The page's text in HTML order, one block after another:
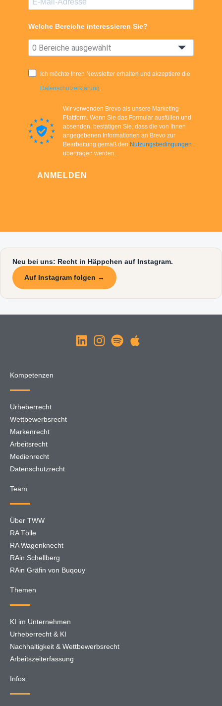
Welche Bereiche interessieren Sie?
0 Bereiche ausgewählt
Ich möchte Ihren Newsletter erhalten und akzeptiere die
Datenschutzerklärung.
Wir verwenden Brevo als unsere Marketing-
Plattform. Wenn Sie das Formular ausfüllen und
absenden, bestätigen Sie, dass die von Ihnen
angegebenen Informationen an Brevo zur
Bearbeitung gemäß den Nutzungsbedingungen
übertragen werden.
ANMELDEN
Neu bei uns: Recht in Häppchen auf Instagram.
Auf Instagram folgen →
Kompetenzen
Urheberrecht
Wettbewerbsrecht
Markenrecht
Arbeitsrecht
Medienrecht
Datenschutzrecht
Team
Über TWW
RA Tölle
RA Wagenknecht
RAin Schellberg
RAin Gräfin von Buqouy
Themen
KI im Unternehmen
Urheberrecht & KI
Nachhaltigkeit & Wettbewerbsrecht
Arbeitszeiterfassung
Infos